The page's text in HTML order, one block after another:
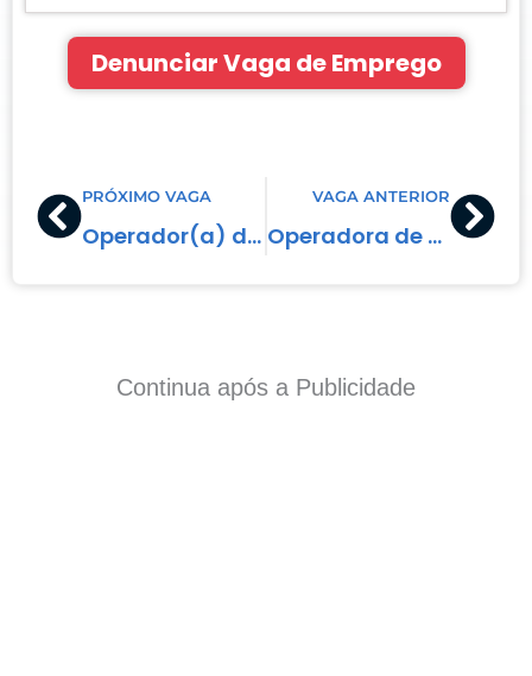
Denunciar Vaga de Emprego
Prev
PRÓXIMO VAGA
Operador(a) de Caixa
VAGA ANTERIOR
Operadora de Caixa
Continua após a Publicidade